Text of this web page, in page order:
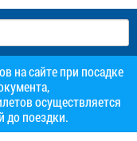
на сайте при посадке
осуществляется
до поездки.